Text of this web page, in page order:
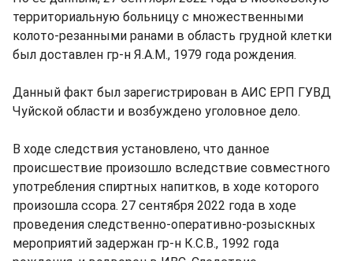
территориальную больницу с множественными
колото-резанными ранами в область грудной клетки
был доставлен гр-н Я.А.М., 1979 года рождения.
Данный факт был зарегистрирован в АИС ЕРП ГУВД
Чуйской области и возбуждено уголовное дело.
В ходе следствия установлено, что данное
происшествие произошло вследствие совместного
употребления спиртных напитков, в ходе которого
произошла ссора. 27 сентября 2022 года в ходе
проведения следственно-оперативно-розыскных
мероприятий задержан гр-н К.С.В., 1992 года